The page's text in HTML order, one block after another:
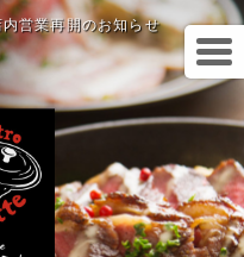
営業再開のお知らせ